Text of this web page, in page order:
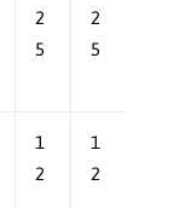
2
5
2
5
1
2
1
2